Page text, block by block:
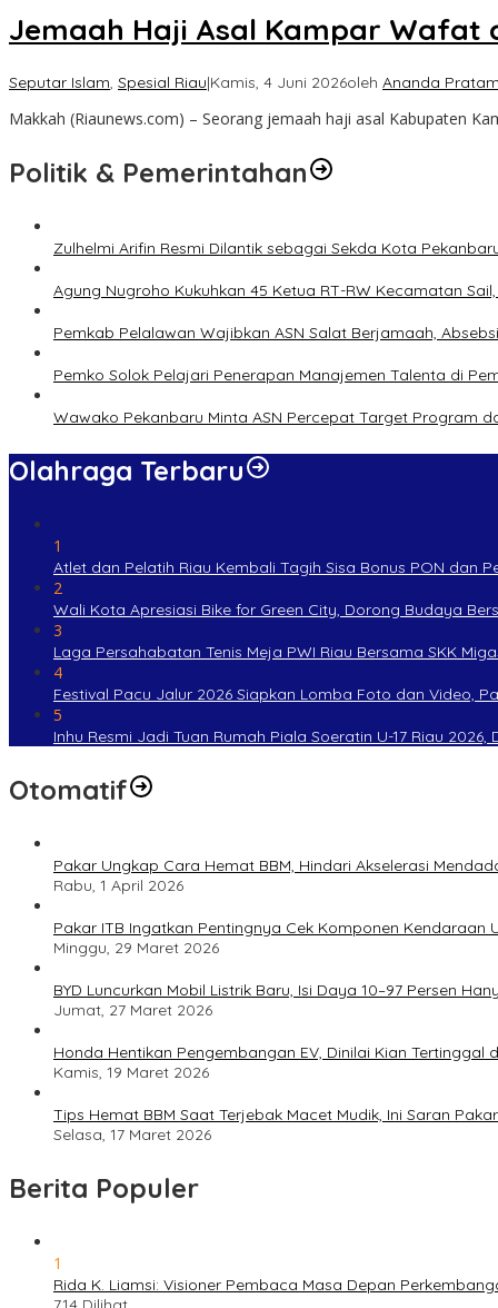
Jemaah Haji Asal Kampar Wafat
Seputar Islam, Spesial Riau|Kamis, 4 Juni 2026oleh Ananda
Makkah (Riaunews.com) – Seorang jemaah haji asal Kabupaten
Politik & Pemerintahan
Zulhelmi Arifin Resmi Dilantik sebagai Sekda Kota
Agung Nugroho Kukuhkan 45 Ketua RT-RW Kecamatan
Pemkab Pelalawan Wajibkan ASN Salat Berjamaah,
Pemko Solok Pelajari Penerapan Manajemen Talenta di
Wawako Pekanbaru Minta ASN Percepat Target Program
Olahraga Terbaru
1
Atlet dan Pelatih Riau Kembali Tagih Sisa Bonus PON dan
2
Wali Kota Apresiasi Bike for Green City, Dorong Budaya
3
Laga Persahabatan Tenis Meja PWI Riau Bersama SKK
4
Festival Pacu Jalur 2026 Siapkan Lomba Foto dan Video,
5
Inhu Resmi Jadi Tuan Rumah Piala Soeratin U-17 Riau 2026,
Otomatif
Pakar Ungkap Cara Hemat BBM, Hindari Akselerasi
Rabu, 1 April 2026
Pakar ITB Ingatkan Pentingnya Cek Komponen Kendaraan
Minggu, 29 Maret 2026
BYD Luncurkan Mobil Listrik Baru, Isi Daya 10–97 Persen
Jumat, 27 Maret 2026
Honda Hentikan Pengembangan EV, Dinilai Kian Tertinggal
Kamis, 19 Maret 2026
Tips Hemat BBM Saat Terjebak Macet Mudik, Ini Saran
Selasa, 17 Maret 2026
Berita Populer
1
Rida K. Liamsi: Visioner Pembaca Masa Depan